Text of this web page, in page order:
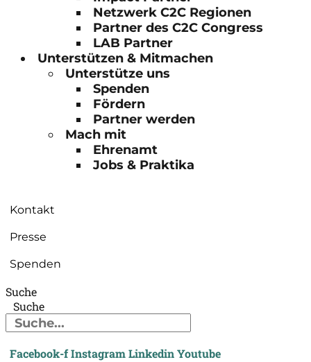
Netzwerk C2C Regionen
Partner des C2C Congress
LAB Partner
Unterstützen & Mitmachen
Unterstütze uns
Spenden
Fördern
Partner werden
Mach mit
Ehrenamt
Jobs & Praktika
Kontakt
Presse
Spenden
Suche
Suche
Facebook-fInstagramLinkedinYoutube